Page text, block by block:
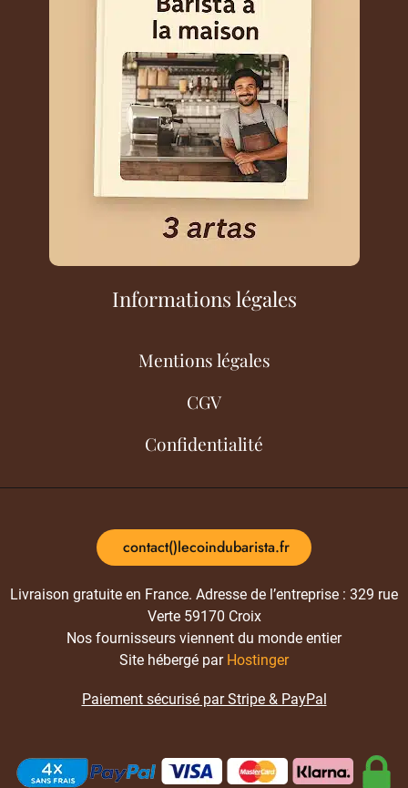
Informations légales
Mentions légales
CGV
Confidentialité
contact()lecoindubarista.fr
Livraison gratuite en France. Adresse de l’entreprise : 329 rue
Verte 59170 Croix
Nos fournisseurs viennent du monde entier
Site hébergé par Hostinger
Paiement sécurisé par Stripe & PayPal